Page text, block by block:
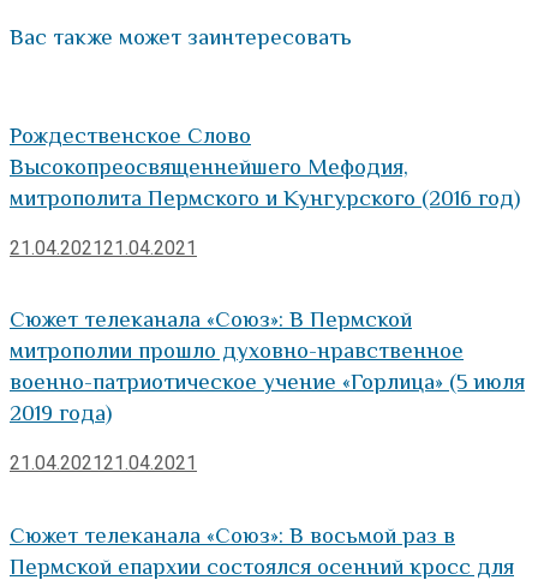
Вас также может заинтересовать
Рождественское Слово
Высокопреосвященнейшего Мефодия,
митрополита Пермского и Кунгурского (2016 год)
21.04.202121.04.2021
Сюжет телеканала «Союз»: В Пермской
митрополии прошло духовно-нравственное
военно-патриотическое учение «Горлица» (5 июля
2019 года)
21.04.202121.04.2021
Сюжет телеканала «Союз»: В восьмой раз в
Пермской епархии состоялся осенний кросс для